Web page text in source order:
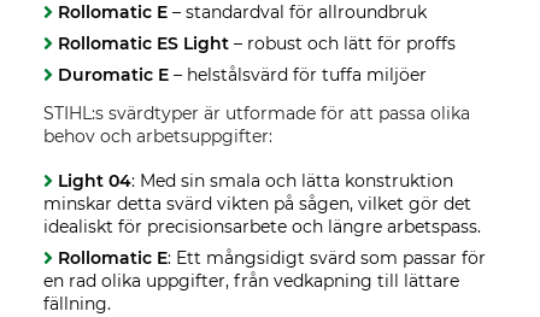
Rollomatic E – standardval för allroundbruk
Rollomatic ES Light – robust och lätt för proffs
Duromatic E – helstålsvärd för tuffa miljöer
STIHL:s svärdtyper är utformade för att passa olika
behov och arbetsuppgifter:
Light 04: Med sin smala och lätta konstruktion
minskar detta svärd vikten på sågen, vilket gör det
idealiskt för precisionsarbete och längre arbetspass.
Rollomatic E: Ett mångsidigt svärd som passar för
en rad olika uppgifter, från vedkapning till lättare
fällning.